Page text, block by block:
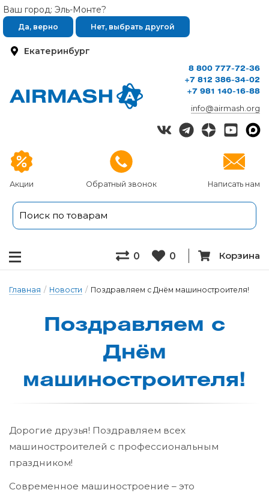
Екатеринбург
Ваш город: Эль-Монте?
Да, верно Нет, выбрать другой
Акции Обратный звонок Написать нам
8 800 777-72-36
+7 812 386-34-02
+7 981 140-16-88
info@airmash.org
0 0 Корзина
Главная / Новости / Поздравляем с Днём машиностроителя!
Поздравля­ем с
Днём
ма­ши­нос­тро­и­те­ля!
Дорогие друзья! Поздравляем всех
машиностроителей с профессиональным
праздником!
Современное машиностроение – это